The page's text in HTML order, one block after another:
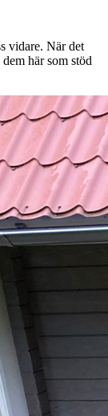
vidare. När det
här som stöd